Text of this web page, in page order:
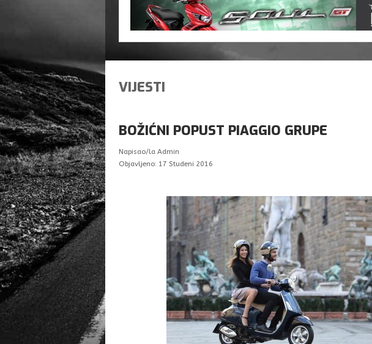
VIJESTI
BOŽIĆNI POPUST PIAGGIO GRUPE
Napisao/la Admin
Objavljeno: 17 Studeni 2016